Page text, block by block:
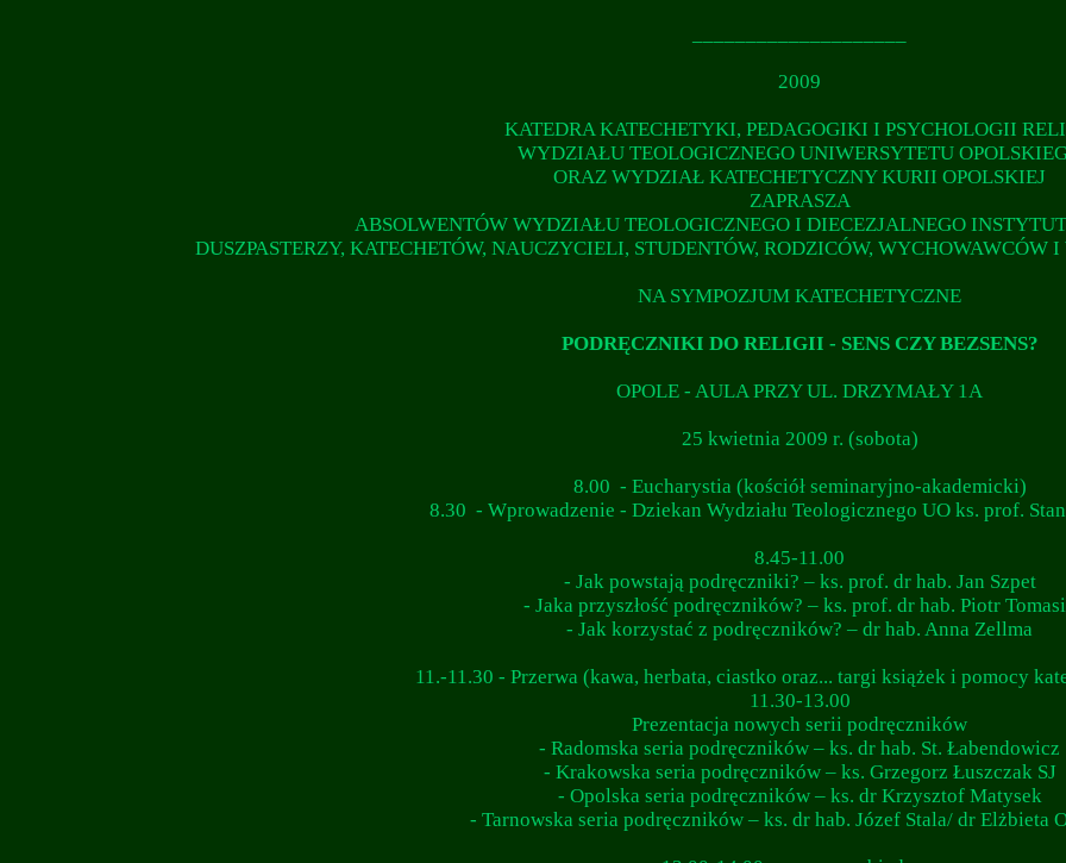
2009
KATEDRA KATECHETYKI, PEDAGOGIKI I PSYCHOLOGII
WYDZIAŁU TEOLOGICZNEGO UNIWERSYTETU
ORAZ WYDZIAŁ KATECHETYCZNY KURII OPOLSKIEJ
ZAPRASZA
ABSOLWENTÓW WYDZIAŁU TEOLOGICZNEGO I DIECEZJALNEGO
DUSZPASTERZY, KATECHETÓW, NAUCZYCIELI, STUDENTÓW, RODZICÓW, WYCHOWAWCÓW
NA SYMPOZJUM KATECHETYCZNE
PODRĘCZNIKI DO RELIGII - SENS CZY BEZSENS?
OPOLE - AULA PRZY UL. DRZYMAŁY 1A
25 kwietnia 2009 r. (sobota)
8.00 - Eucharystia (kościół seminaryjno-akademicki)
8.30 - Wprowadzenie - Dziekan Wydziału Teologicznego UO ks. prof.
8.45-11.00
- Jak powstają podręczniki? – ks. prof. dr hab. Jan Szpet
- Jaka przyszłość podręczników? – ks. prof. dr hab. Piotr
- Jak korzystać z podręczników? – dr hab. Anna Zellma
11.-11.30 - Przerwa (kawa, herbata, ciastko oraz... targi książek i pomocy
11.30-13.00
Prezentacja nowych serii podręczników
- Radomska seria podręczników – ks. dr hab. St. Łabendowicz
- Krakowska seria podręczników – ks. Grzegorz Łuszczak SJ
- Opolska seria podręczników – ks. dr Krzysztof Matysek
- Tarnowska seria podręczników – ks. dr hab. Józef Stala/ dr Elżbieta